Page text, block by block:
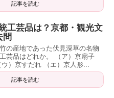
記事を読む
工芸品は？京都・観光文
問
の産地であった伏見深草の名物
芸品はどれか。 （ア）京扇子
ウ）京すだれ （エ）京人形...
記事を読む